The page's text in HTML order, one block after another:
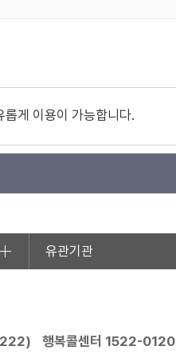
롭게 이용이 가능합니다.
유관기관
) 행복콜센터 1522-0120